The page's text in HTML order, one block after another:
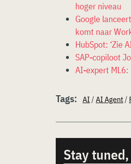
hoger niveau
Google
komt naar
HubSpot: ‘Zie
SAP-copiloot
AI-expert ML6:
Tags: AI / AI Agent/
Stay